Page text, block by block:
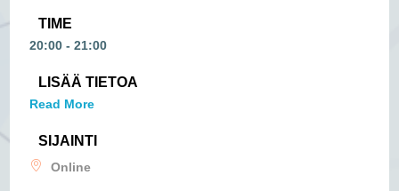
TIME
20:00 - 21:00
LISÄÄ TIETOA
Read More
SIJAINTI
Online